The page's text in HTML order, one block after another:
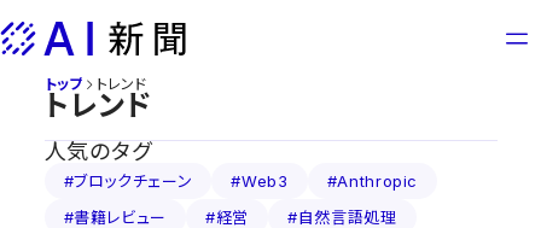
to
contentトップ トレンド
トレンド
人気のタグ
#ブロックチェーン #Web3
#Anthropic
#書籍レビュー
#経営
#自然言語処理